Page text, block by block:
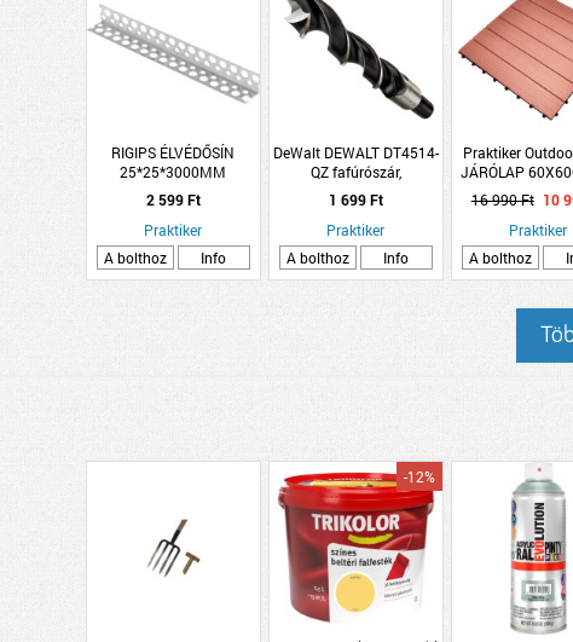
RIGIPS ÉLVÉDŐSÍN
25*25*3000MM
2 599 Ft
Praktiker
A bolthoz
Info
DeWalt DEWALT DT4514-
QZ fafúrószár,
14x16x10,7cm
központosító hegyű
1 699 Ft
Praktiker
A bolthoz
Info
Praktiker
JÁRÓLAP
SZÍNŰ
16 990 Ft 10
Praktiker
A bolthoz
-12%